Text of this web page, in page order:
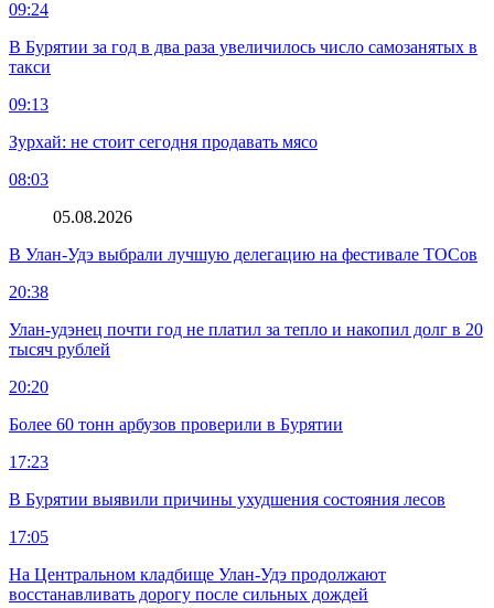
09:24
В Бурятии за год в два раза увеличилось число самозанятых в
такси
09:13
Зурхай: не стоит сегодня продавать мясо
08:03
05.08.2026
В Улан-Удэ выбрали лучшую делегацию на фестивале ТОСов
20:38
Улан-удэнец почти год не платил за тепло и накопил долг в 20
тысяч рублей
20:20
Более 60 тонн арбузов проверили в Бурятии
17:23
В Бурятии выявили причины ухудшения состояния лесов
17:05
На Центральном кладбище Улан-Удэ продолжают
восстанавливать дорогу после сильных дождей